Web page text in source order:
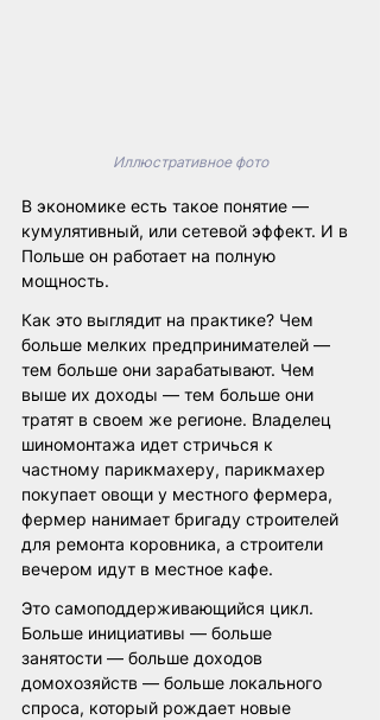
Иллюстративное фото
В экономике есть такое понятие —
кумулятивный, или сетевой эффект. И в
Польше он работает на полную
мощность.
Как это выглядит на практике? Чем
больше мелких предпринимателей —
тем больше они зарабатывают. Чем
выше их доходы — тем больше они
тратят в своем же регионе. Владелец
шиномонтажа идет стричься к
частному парикмахеру, парикмахер
покупает овощи у местного фермера,
фермер нанимает бригаду строителей
для ремонта коровника, а строители
вечером идут в местное кафе.
Это самоподдерживающийся цикл.
Больше инициативы — больше
занятости — больше доходов
домохозяйств — больше локального
спроса, который рождает новые